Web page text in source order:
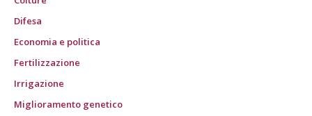
Difesa
Economia e politica
Fertilizzazione
Irrigazione
Miglioramento genetico